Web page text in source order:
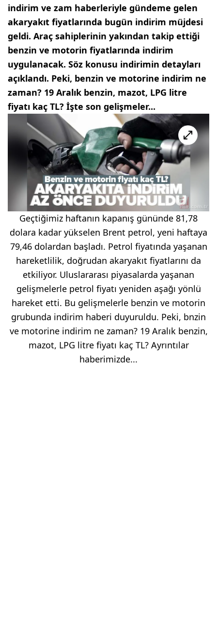
indirim ve zam haberleriyle gündeme gelen
akaryakıt fiyatlarında bugün indirim müjdesi
geldi. Araç sahiplerinin yakından takip ettiği
benzin ve motorin fiyatlarında indirim
uygulanacak. Söz konusu indirimin detayları
açıklandı. Peki, benzin ve motorine indirim ne
zaman? 19 Aralık benzin, mazot, LPG litre
fiyatı kaç TL? İşte son gelişmeler...
Geçtiğimiz haftanın kapanış gününde 81,78
dolara kadar yükselen Brent petrol, yeni haftaya
79,46 dolardan başladı. Petrol fiyatında yaşanan
hareketlilik, doğrudan akaryakıt fiyatlarını da
etkiliyor. Uluslararası piyasalarda yaşanan
gelişmelerle petrol fiyatı yeniden aşağı yönlü
hareket etti. Bu gelişmelerle benzin ve motorin
grubunda indirim haberi duyuruldu. Peki, bnzin
ve motorine indirim ne zaman? 19 Aralık benzin,
mazot, LPG litre fiyatı kaç TL? Ayrıntılar
haberimizde...